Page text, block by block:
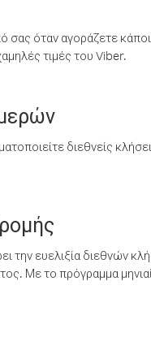
σας όταν αγοράζετε
τιμές του Viber.
διεθνείς
την ευελιξία διεθνών
Με το πρόγραμμα